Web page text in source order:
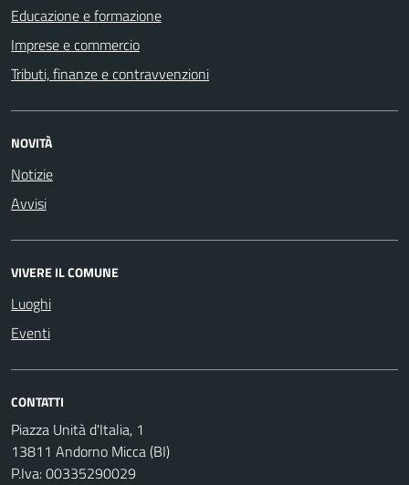
Educazione e formazione
Imprese e commercio
Tributi, finanze e contravvenzioni
NOVITÀ
Notizie
Avvisi
VIVERE IL COMUNE
Luoghi
Eventi
CONTATTI
Piazza Unità d'Italia, 1
13811 Andorno Micca (BI)
P.Iva: 00335290029